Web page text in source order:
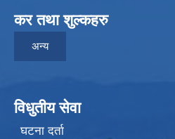
कर तथा शुल्कहरु
अन्य
विधुतीय सेवा
घटना दर्ता